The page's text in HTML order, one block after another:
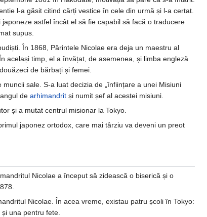
l-a găsit citind cărți vestice în cele din urmă și l-a certat.
astfel încât el să fie capabil să facă o traducere
supus.
În 1868, Părintele Nicolae era deja un maestru al
același timp, el a învățat, de asemenea, și limba engleză
de bărbați și femei.
sale. S-a luat decizia de „înființare a unei Misiuni
de arhimandrit și numit șef al acestei misiuni.
și a mutat centrul misionar la Tokyo.
primul japonez ortodox, care mai târziu va deveni un preot
Nicolae a început să zidească o biserică și o
Nicolae. În acea vreme, existau patru școli în Tokyo:
una pentru fete.